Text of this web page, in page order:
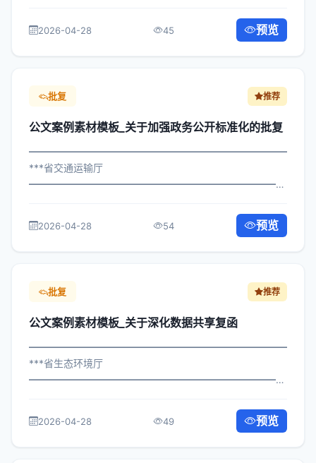
属机构： 为深入贯彻落实习近平总...
2026-04-28 45 预览
批复 推荐
公文案例素材模板_关于加强政务公开标准化的批复
***省交通运输厅
机构： 为深入贯彻落实习近平总书...
2026-04-28 54 预览
批复 推荐
公文案例素材模板_关于深化数据共享复函
***省生态环境厅
为深入贯彻落实习近平总书记关于...
2026-04-28 49 预览